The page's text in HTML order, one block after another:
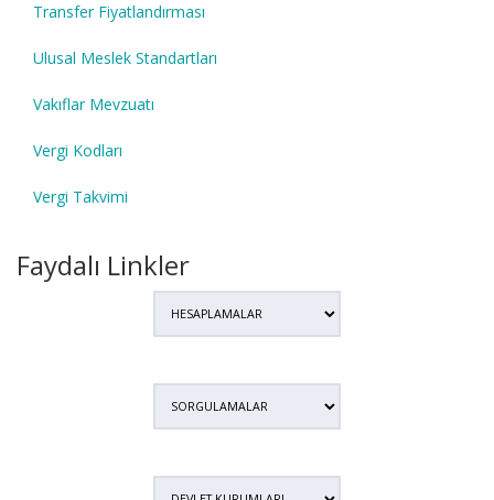
Transfer Fiyatlandırması
Ulusal Meslek Standartları
Vakıflar Mevzuatı
Vergi Kodları
Vergi Takvimi
Faydalı Linkler